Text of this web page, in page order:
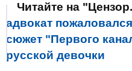
Читайте на
адвокат
сюжет "Первого
русской девочки